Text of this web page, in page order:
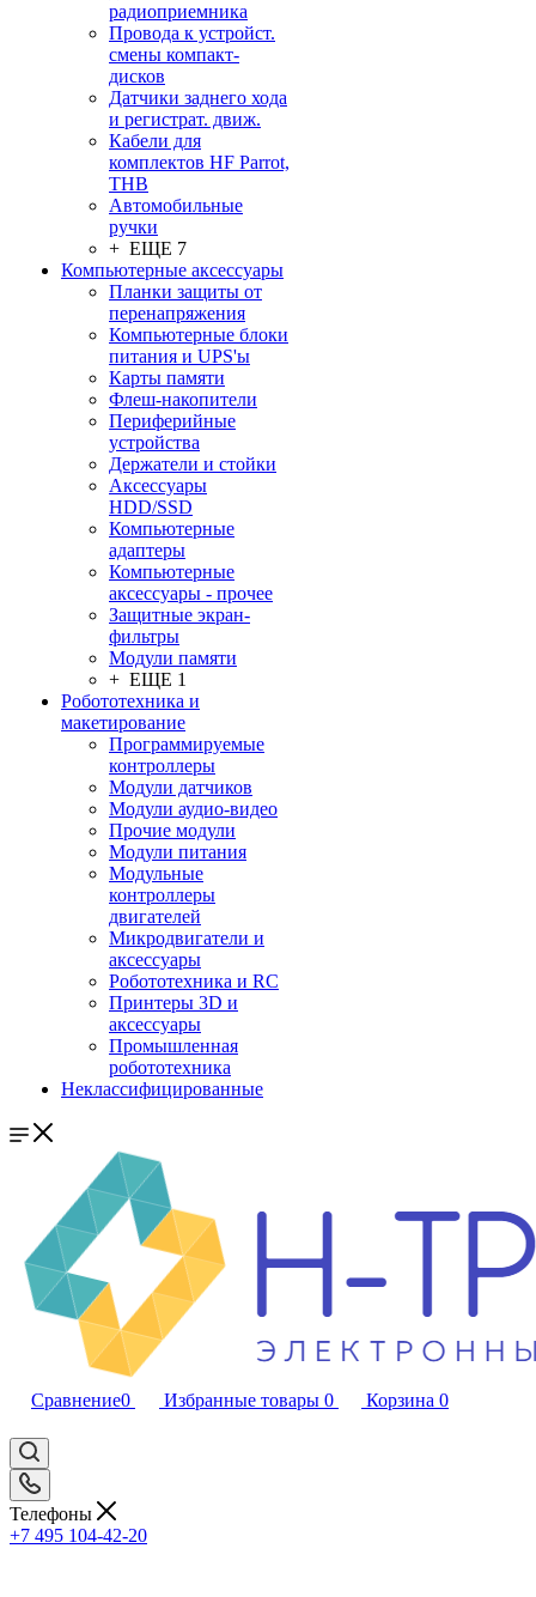
радиоприемника
Провода к устройст.
смены компакт-
дисков
Датчики заднего хода
и регистрат. движ.
Кабели для
комплектов HF Parrot,
THB
Автомобильные
ручки
+ ЕЩЕ 7
Компьютерные аксессуары
Планки защиты от
перенапряжения
Компьютерные блоки
питания и UPS'ы
Карты памяти
Флеш-накопители
Периферийные
устройства
Держатели и стойки
Аксессуары
HDD/SSD
Компьютерные
адаптеры
Компьютерные
аксессуары - прочее
Защитные экран-
фильтры
Модули памяти
+ ЕЩЕ 1
Робототехника и
макетирование
Программируемые
контроллеры
Модули датчиков
Модули аудио-видео
Прочие модули
Модули питания
Модульные
контроллеры
двигателей
Микродвигатели и
аксессуары
Робототехника и RC
Принтеры 3D и
аксессуары
Промышленная
робототехника
Неклассифицированные
Сравнение0 Избранные товары 0 Корзина 0
Телефоны
+7 495 104-42-20